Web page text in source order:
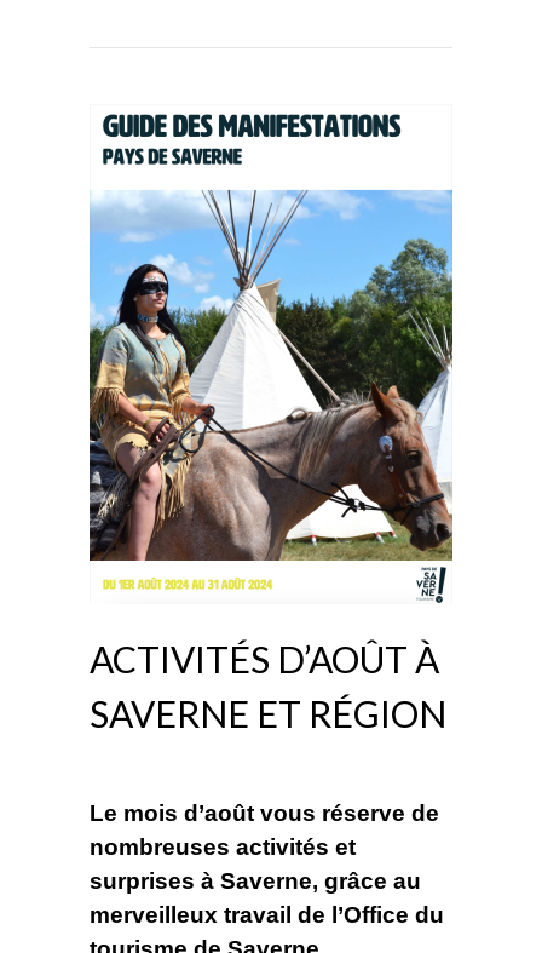
ACTIVITÉS D’AOÛT À
SAVERNE ET RÉGION
Le mois d’août vous réserve de
nombreuses activités et
surprises à Saverne, grâce au
merveilleux travail de l’Office du